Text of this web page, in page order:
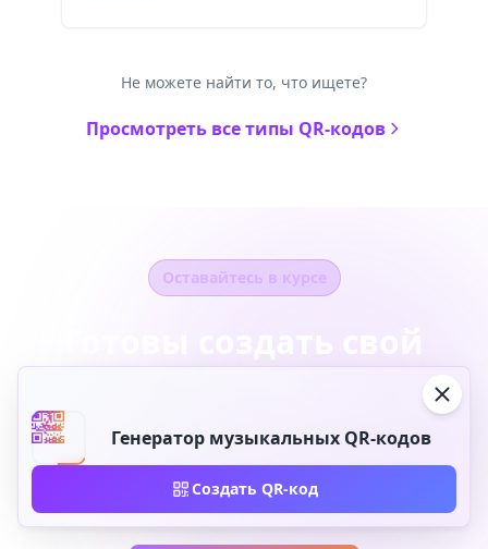
Не можете найти то, что ищете?
Просмотреть все типы QR-кодов
Генератор музыкальных QR-кодов
Создать QR-код
Оставайтесь в курсе
QR-код?
Присоединяйтесь к тысячам компаний,
используя QR-Build для получения
динамических QR-кодов